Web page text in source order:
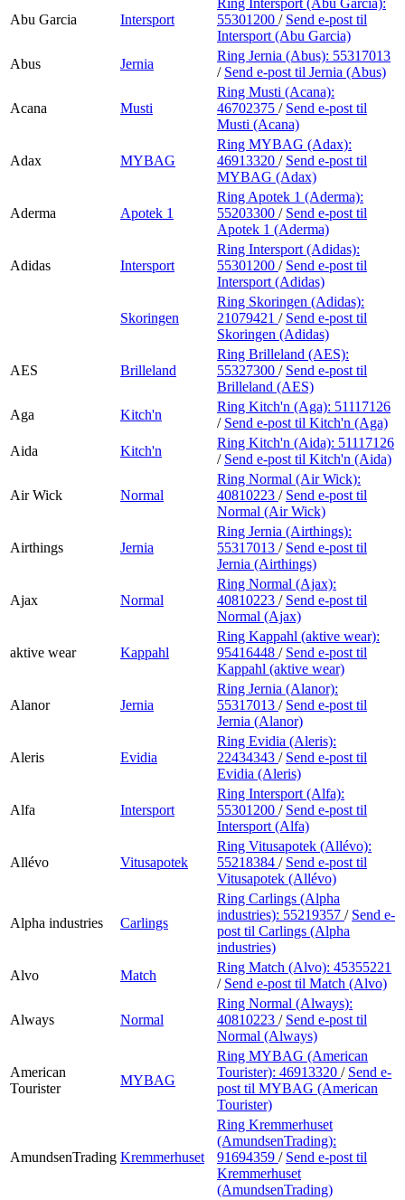
Abu Garcia Intersport
55301200 / Send e-post til
Intersport (Abu Garcia)
Abus
Jernia
Ring Jernia (Abus): 55317013
/ Send e-post til Jernia (Abus)
Acana Musti
Ring Musti (Acana):
46702375 / Send e-post til
Musti (Acana)
Adax MYBAG
Ring MYBAG (Adax):
46913320 / Send e-post til
MYBAG (Adax)
Aderma Apotek 1
Ring Apotek 1 (Aderma):
55203300 / Send e-post til
Apotek 1 (Aderma)
Adidas Intersport
Ring Intersport (Adidas):
55301200 / Send e-post til
Intersport (Adidas)
Skoringen
Ring Skoringen (Adidas):
21079421 / Send e-post til
Skoringen (Adidas)
AES Brilleland
Ring Brilleland (AES):
55327300 / Send e-post til
Brilleland (AES)
Aga
Kitch'n
Ring Kitch'n (Aga): 51117126
/ Send e-post til Kitch'n (Aga)
Aida
Kitch'n
Ring Kitch'n (Aida): 51117126
/ Send e-post til Kitch'n (Aida)
Air Wick Normal
Ring Normal (Air Wick):
40810223 / Send e-post til
Normal (Air Wick)
Airthings Jernia
Ring Jernia (Airthings):
55317013 / Send e-post til
Jernia (Airthings)
Ajax Normal
Ring Normal (Ajax):
40810223 / Send e-post til
Normal (Ajax)
aktive wear Kappahl
Ring Kappahl (aktive wear):
95416448 / Send e-post til
Kappahl (aktive wear)
Alanor Jernia
Ring Jernia (Alanor):
55317013 / Send e-post til
Jernia (Alanor)
Aleris Evidia
Ring Evidia (Aleris):
22434343 / Send e-post til
Evidia (Aleris)
Alfa Intersport
Ring Intersport (Alfa):
55301200 / Send e-post til
Intersport (Alfa)
Allévo Vitusapotek
Ring Vitusapotek (Allévo):
55218384 / Send e-post til
Vitusapotek (Allévo)
Alpha industries Carlings
Ring Carlings (Alpha
industries): 55219357 / Send e-
post til Carlings (Alpha
industries)
Alvo
Match
Ring Match (Alvo): 45355221
/ Send e-post til Match (Alvo)
Always Normal
Ring Normal (Always):
40810223 / Send e-post til
Normal (Always)
American
Tourister
MYBAG
Ring MYBAG (American
Tourister): 46913320 / Send e-
post til MYBAG (American
Tourister)
AmundsenTrading Kremmerhuset
Ring Kremmerhuset
(AmundsenTrading):
91694359 / Send e-post til
Kremmerhuset
(AmundsenTrading)